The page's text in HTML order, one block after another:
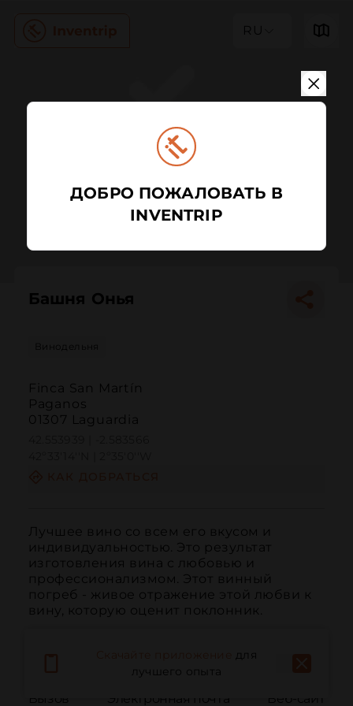
RU
Башня Онья
Винодельня
Finca San Martín
Paganos
01307 Laguardia
Лучшее вино со всем его вкусом и
индивидуальностью. Это результат
изготовления вина с любовью и
профессионализмом. Этот винный
погреб - живое отражение этой любви к
вину, которую оценит поклонник.
Вызов Электронная почта Веб-сайт
для
лучшего опыта
ДОБРО ПОЖАЛОВАТЬ В
INVENTRIP